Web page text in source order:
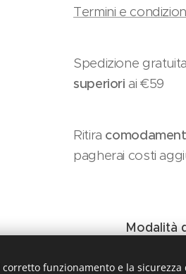
Termini e
Spedizione
superiori ai €59
Ritira
pagherai costi
Modalità
funzionamento e la